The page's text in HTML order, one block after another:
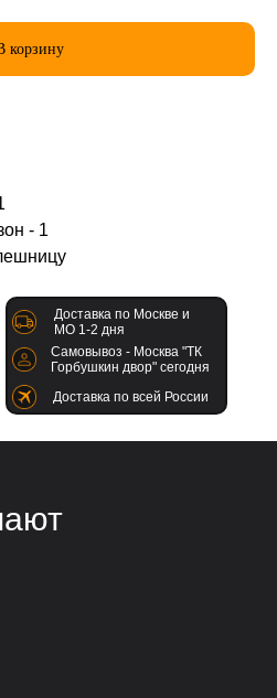
корзину
- 1
Доставка по всей России
Самовывоз - Москва "ТК
Горбушкин двор" сегодня
Доставка по Москве и
МО 1-2 дня